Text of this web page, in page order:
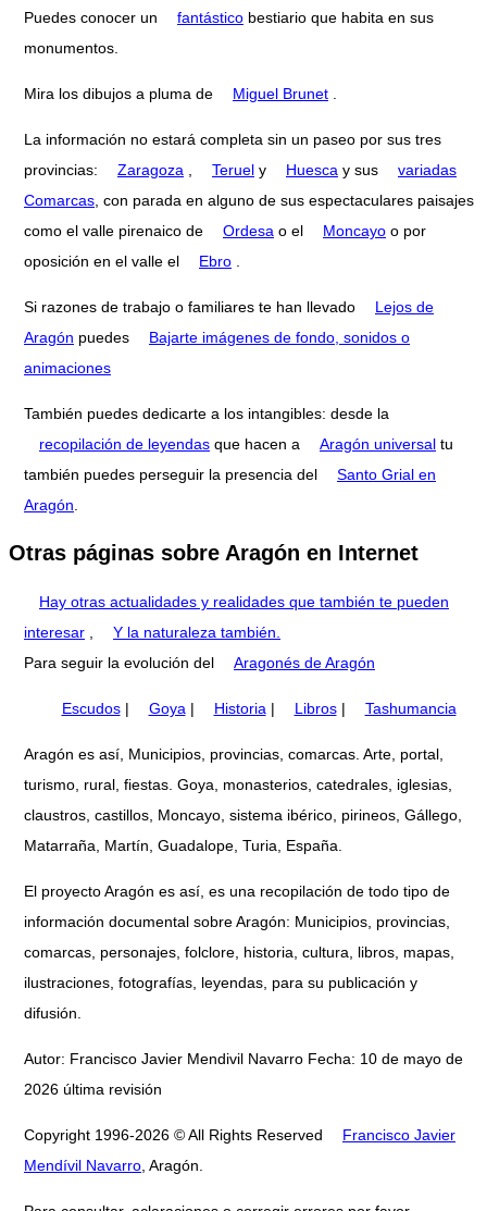
Puedes conocer un fantástico bestiario que habita en sus
monumentos.
Mira los dibujos a pluma de Miguel Brunet
La información no estará completa sin un paseo por sus tres
provincias:
Zaragoza Teruel y Huesca y sus
variadas
Comarcas , con parada en alguno de sus espectaculares paisajes
como el valle pirenaico de
Ordesa o el Moncayo o por
oposición en el valle el
Ebro
Si razones de trabajo o familiares te han llevado
Lejos de
Aragón puedes
Bajarte imágenes de fondo, sonidos o
animaciones
También puedes dedicarte a los intangibles: desde la
recopilación de leyendas que hacen a Aragón universal tu
también puedes perseguir la presencia del
Santo Grial en
Aragón
Otras páginas sobre Aragón en Internet
Hay otras actualidades y realidades que también te pueden
interesar
Y la naturaleza también.
Para seguir la evolución del
Aragonés de Aragón
Escudos| Goya | Historia | Libros| Tashumancia
Aragón es así, Municipios, provincias, comarcas. Arte, portal,
turismo, rural, fiestas. Goya, monasterios, catedrales, iglesias,
claustros, castillos, Moncayo, sistema ibérico, pirineos, Gállego,
Matarraña, Martín, Guadalope, Turia, España.
El proyecto Aragón es así, es una recopilación de todo tipo de
información documental sobre Aragón: Municipios, provincias,
comarcas, personajes, folclore, historia, cultura, libros, mapas,
ilustraciones, fotografías, leyendas, para su publicación y
difusión.
Autor: Francisco Javier Mendivil Navarro Fecha: 10 de mayo de
2026 última revisión
Copyright 1996-2026 © All Rights Reserved
Francisco Javier
Mendívil Navarro , Aragón.